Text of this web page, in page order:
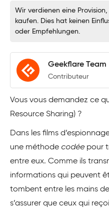
Wir verdienen eine
kaufen. Dies hat keinen
oder Empfehlungen.
Geekflare Team
Contributeur
Vous vous demandez ce
Resource Sharing) ?
Dans les films
une méthode codéepour
entre eux. Comme ils
informations qui peuvent
tombent entre les mains
s’assurer que ceux qui